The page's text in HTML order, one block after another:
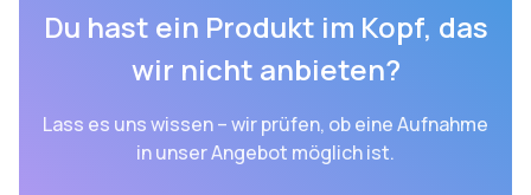
Du hast ein Produkt im Kopf, das
wir nicht anbieten?
Lass es uns wissen – wir prüfen, ob eine Aufnahme
in unser Angebot möglich ist.